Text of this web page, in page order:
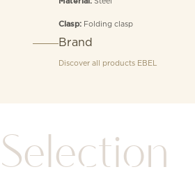
Material:
Clasp: Folding clasp
Brand
Discover all products EBEL
Selection